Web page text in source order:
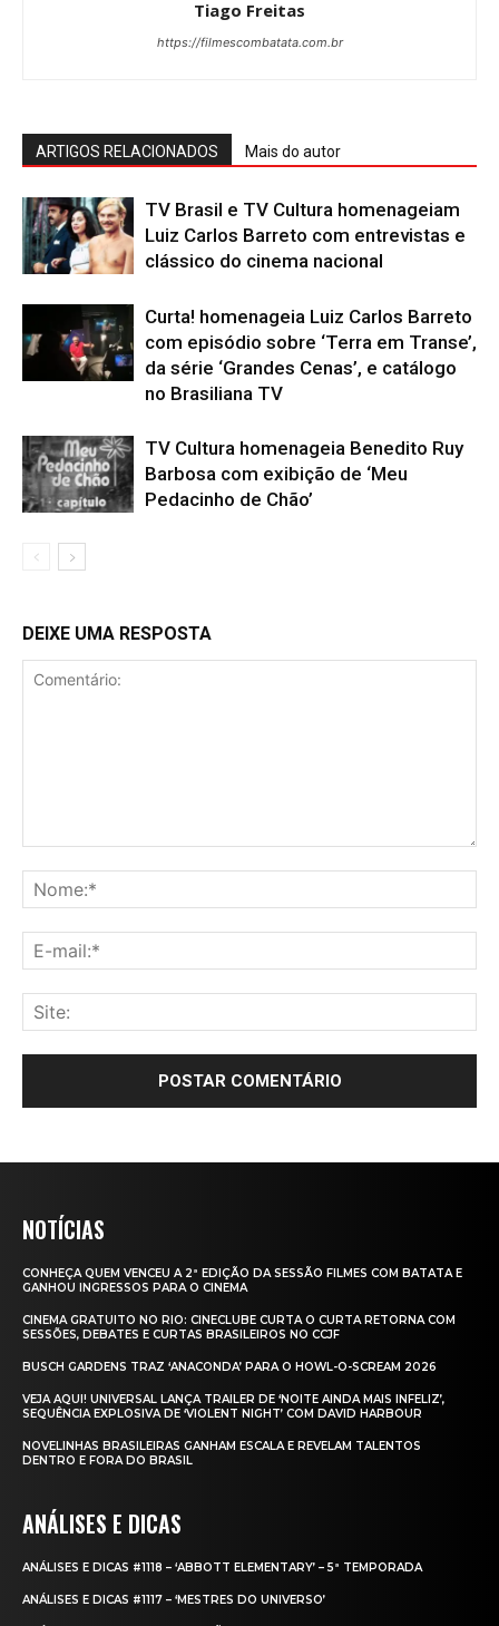
Tiago Freitas
https://filmescombatata.com.br
ARTIGOS RELACIONADOS Mais do autor
TV Brasil e TV Cultura homenageiam
Luiz Carlos Barreto com entrevistas e
clássico do cinema nacional
Curta! homenageia Luiz Carlos Barreto
com episódio sobre ‘Terra em Transe’,
da série ‘Grandes Cenas’, e catálogo
no Brasiliana TV
TV Cultura homenageia Benedito Ruy
Barbosa com exibição de ‘Meu
Pedacinho de Chão’
DEIXE UMA RESPOSTA
NOTÍCIAS
CONHEÇA QUEM VENCEU A 2ª EDIÇÃO DA SESSÃO FILMES COM BATATA E
GANHOU INGRESSOS PARA O CINEMA
CINEMA GRATUITO NO RIO: CINECLUBE CURTA O CURTA RETORNA COM
SESSÕES, DEBATES E CURTAS BRASILEIROS NO CCJF
BUSCH GARDENS TRAZ ‘ANACONDA’ PARA O HOWL-O-SCREAM 2026
VEJA AQUI! UNIVERSAL LANÇA TRAILER DE ‘NOITE AINDA MAIS INFELIZ’,
SEQUÊNCIA EXPLOSIVA DE ‘VIOLENT NIGHT’ COM DAVID HARBOUR
NOVELINHAS BRASILEIRAS GANHAM ESCALA E REVELAM TALENTOS
DENTRO E FORA DO BRASIL
ANÁLISES E DICAS
ANÁLISES E DICAS #1118 – ‘ABBOTT ELEMENTARY’ – 5ª TEMPORADA
ANÁLISES E DICAS #1117 – ‘MESTRES DO UNIVERSO’